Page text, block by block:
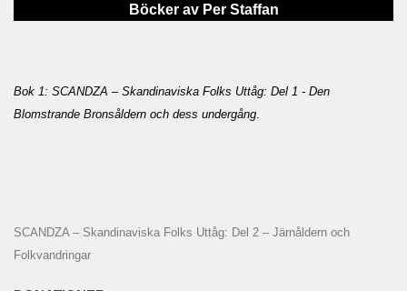
Böcker av Per Staffan
Bok 1: SCANDZA – Skandinaviska Folks Uttåg: Del 1 - Den
Blomstrande Bronsåldern och dess undergång
SCANDZA – Skandinaviska Folks Uttåg: Del 2 – Järnåldern och
Folkvandringar